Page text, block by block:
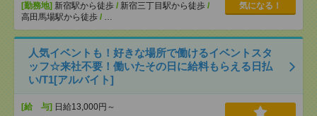
[勤務地] 新宿駅から徒歩 / 新宿三丁目駅から徒歩 /
高田馬場駅から徒歩 / …
気になる！
人気イベントも！好きな場所で働けるイベントスタ
ッフ☆来社不要！働いたその日に給料もらえる日払
い/T1[アルバイト]
[給 与] 日給13,000円～